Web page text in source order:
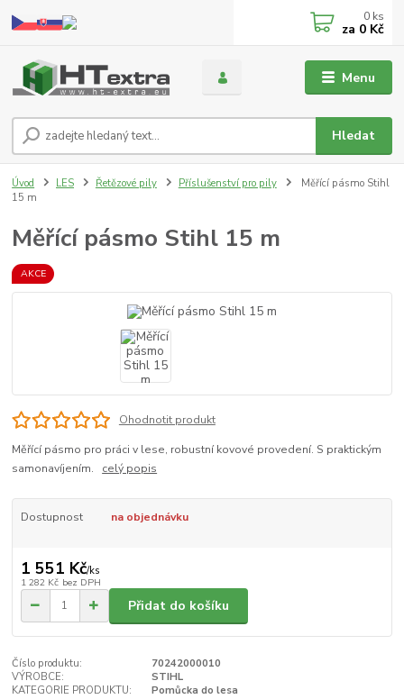
Menu
Hledat
0 ks
za 0 Kč
Úvod LES Řetězové pily Příslušenství pro pily
Měřící pásmo Stihl
15 m
Měřící pásmo Stihl 15 m
AKCE
Ohodnotit produkt
Měřící pásmo pro práci v lese, robustní kovové provedení. S praktickým
samonavíjením. celý popis
Dostupnost na objednávku
1 551 Kč/ks
1 282 Kč bez DPH
Přidat do košíku
Číslo produktu:
70242000010
VÝROBCE:
STIHL
KATEGORIE PRODUKTU:
Pomůcka do lesa